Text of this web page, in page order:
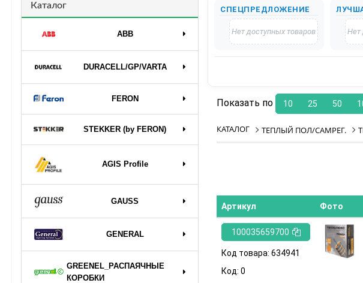
Каталог
ABB
DURAСELL/GP/VARTA
FERON
STEKKER (by FERON)
AGIS Profile
GAUSS
GENERAL
GREENEL_РАСПАЯЧНЫЕ
КОРОБКИ
СПЕЦПРЕДЛОЖЕНИЕ
Нет доступных товаров Нет
Показать по 10 25 50
КАТАЛОГ ТЕПЛЫЙ ПОЛ/САМРЕГ.
Артикул Фото
100035659700
Код товара: 634941
Код: 0